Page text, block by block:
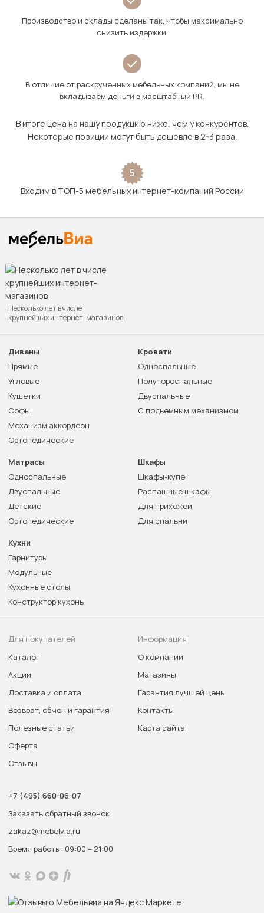
Производство и склады сделаны так, чтобы максимально
снизить издержки.
В отличие от раскрученных мебельных компаний, мы не
вкладываем деньги в масштабный PR.
В итоге цена на нашу продукцию ниже, чем у конкурентов.
Некоторые позиции могут быть дешевле в 2-3 раза.
5
Входим в ТОП-5 мебельных интернет-компаний России
Несколько лет в числе
крупнейших интернет-магазинов
Диваны
Прямые
Угловые
Кушетки
Софы
Механизм аккордеон
Ортопедические
Кровати
Односпальные
Полутороспальные
Двуспальные
С подъемным механизмом
Матрасы
Односпальные
Двуспальные
Детские
Ортопедические
Шкафы
Шкафы-купе
Распашные шкафы
Для прихожей
Для спальни
Кухни
Гарнитуры
Модульные
Кухонные столы
Конструктор кухонь
Для покупателей
Каталог
Акции
Доставка и оплата
Возврат, обмен и гарантия
Полезные статьи
Оферта
Отзывы
Информация
О компании
Магазины
Гарантия лучшей цены
Контакты
Карта сайта
+7 (495) 660-06-07
Заказать обратный звонок
zakaz@mebelvia.ru
Время работы: 09:00 – 21:00